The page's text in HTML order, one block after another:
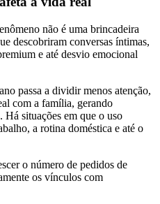
não é uma brincadeira
descobriram conversas íntimas,
e até desvio emocional
passa a dividir menos atenção,
com a família, gerando
Há situações em que o uso
a rotina doméstica e até o
o número de pedidos de
os vínculos com